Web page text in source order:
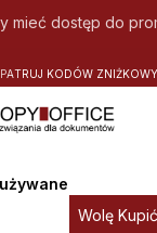
mieć dostęp do
Wolę Kupić